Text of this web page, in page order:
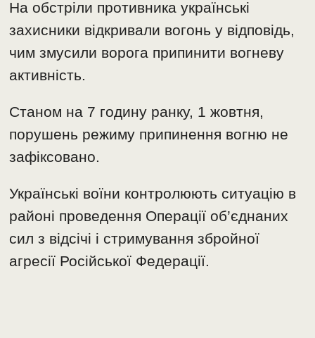
На обстріли противника українські
захисники відкривали вогонь у відповідь,
чим змусили ворога припинити вогневу
активність.
Станом на 7 годину ранку, 1 жовтня,
порушень режиму припинення вогню не
зафіксовано.
Українські воїни контролюють ситуацію в
районі проведення Операції об’єднаних
сил з відсічі і стримування збройної
агресії Російської Федерації.